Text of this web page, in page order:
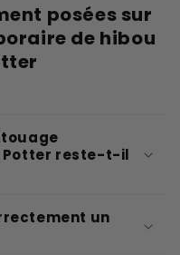
posées sur
de hibou
Potter reste-t-il
un